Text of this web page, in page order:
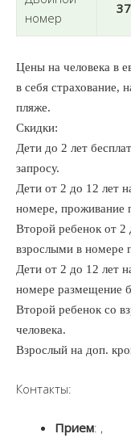
номер
Цены на человека в
в себя страхование,
пляже.
Скидки:
Дети до 2 лет
запросу.
Дети от 2 до 12 лет
номере, проживание
Второй ребенок от 2
взрослыми в номере
Дети от 2 до 12 лет
номере размещение
Второй ребенок со
человека.
Взрослый на доп.
Контакты:
Прием: ,